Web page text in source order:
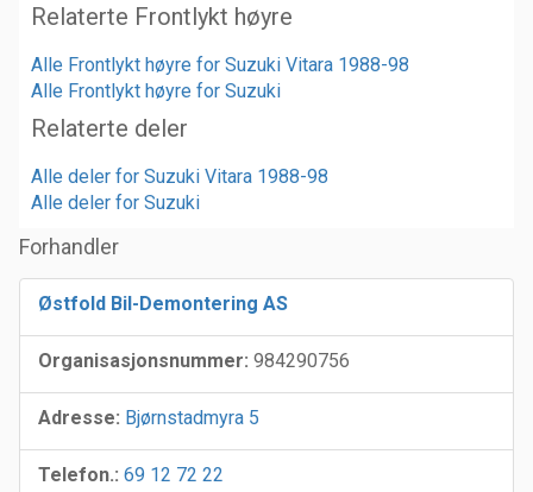
Relaterte Frontlykt høyre
Alle Frontlykt høyre for Suzuki Vitara 1988-98
Alle Frontlykt høyre for Suzuki
Relaterte deler
Alle deler for Suzuki Vitara 1988-98
Alle deler for Suzuki
Forhandler
Østfold Bil-Demontering AS
Organisasjonsnummer: 984290756
Adresse: Bjørnstadmyra 5
Telefon.: 69 12 72 22